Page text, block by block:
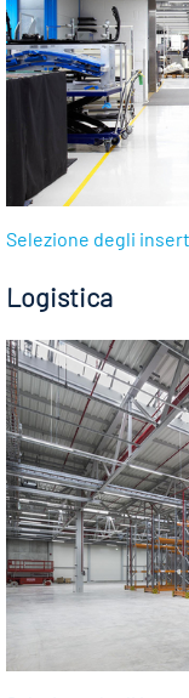
Selezione degli
Logistica